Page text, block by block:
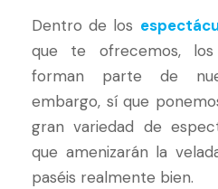
Dentro de los
que te ofrecemos,
forman parte de
embargo, sí que
gran variedad de
que amenizarán la
paséis realmente bien.